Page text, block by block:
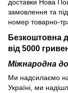
доставки Нова
замовлення та
номер товарно-
Безкоштовна
від 5000
Міжнародна
Ми надсилаємо
Україні, ми